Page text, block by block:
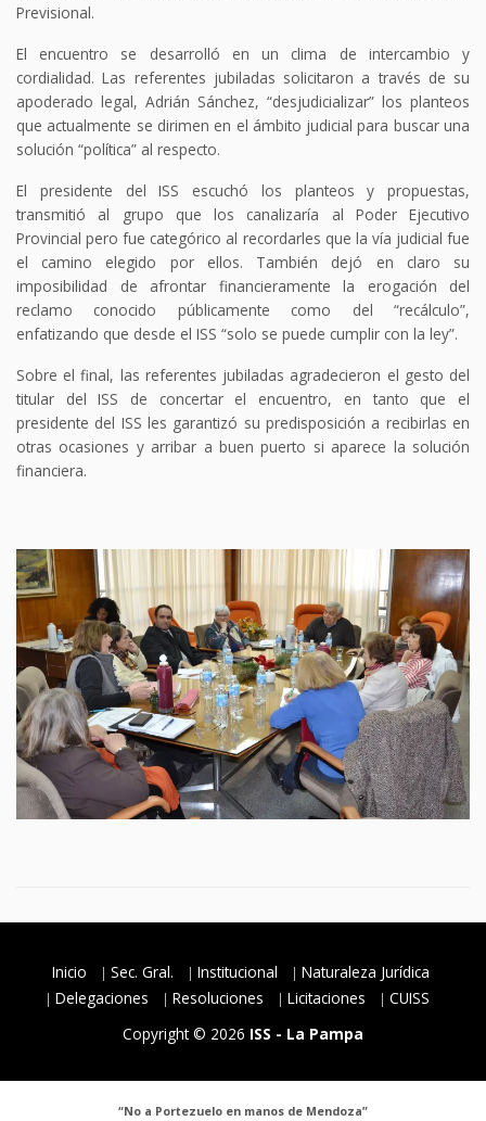
Previsional.
El encuentro se desarrolló en un clima de intercambio y
cordialidad. Las referentes jubiladas solicitaron a través de su
apoderado legal, Adrián Sánchez, “desjudicializar” los planteos
que actualmente se dirimen en el ámbito judicial para buscar una
solución “política” al respecto.
El presidente del ISS escuchó los planteos y propuestas,
transmitió al grupo que los canalizaría al Poder Ejecutivo
Provincial pero fue categórico al recordarles que la vía judicial fue
el camino elegido por ellos. También dejó en claro su
imposibilidad de afrontar financieramente la erogación del
reclamo conocido públicamente como del “recálculo”,
enfatizando que desde el ISS “solo se puede cumplir con la ley”.
Sobre el final, las referentes jubiladas agradecieron el gesto del
titular del ISS de concertar el encuentro, en tanto que el
presidente del ISS les garantizó su predisposición a recibirlas en
otras ocasiones y arribar a buen puerto si aparece la solución
financiera.
Inicio Sec. Gral. Institucional
Naturaleza Jurídica
Delegaciones
Resoluciones Licitaciones
CUISS
Copyright © 2026 ISS - La Pampa
“No a Portezuelo en manos de Mendoza”